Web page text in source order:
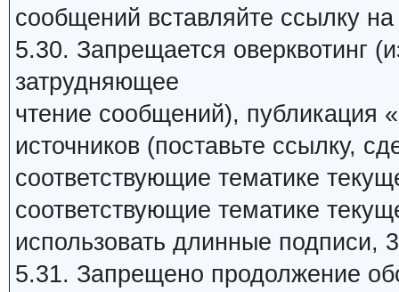
сообщений вставляйте ссылку
5.30. Запрещается оверквотинг
затрудняющее
чтение сообщений), публикация
источников (поставьте ссылку,
соответствующие тематике
соответствующие тематике
использовать длинные подписи,
5.31. Запрещено продолжение